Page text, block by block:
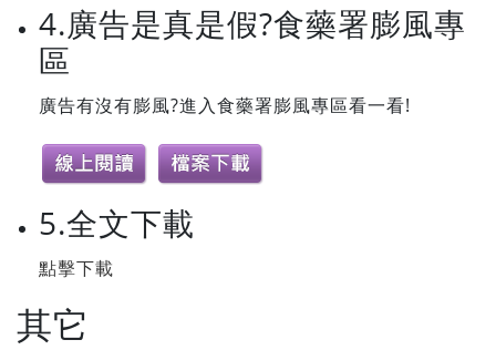
4.廣告是真是假?食藥署膨風專
區
廣告有沒有膨風?進入食藥署膨風專區看一看!
5.全文下載
點擊下載
其它